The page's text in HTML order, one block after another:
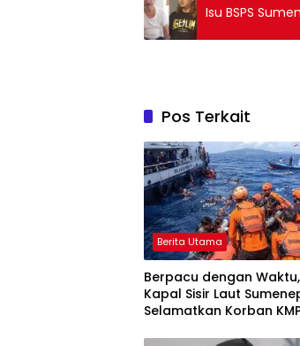
Isu BSPS
Pos Terkait
Berita Utama
Berpacu dengan Waktu,
Kapal Sisir Laut
Selamatkan Korban